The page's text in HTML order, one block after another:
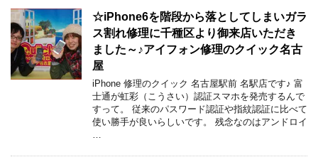
☆iPhone6を階段から落としてしまいガラ
ス割れ修理に千種区より御来店いただき
ました～♪アイフォン修理のクイック名古
屋
iPhone 修理のクイック 名古屋駅前 名駅店です♪ 富
士通が虹彩（こうさい）認証スマホを発売するんで
すって。 従来のパスワード認証や指紋認証に比べて
使い勝手が良いらしいです。 残念なのはアンドロイ